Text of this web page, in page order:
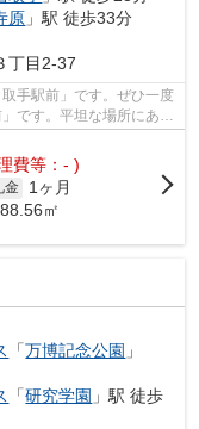
原 」駅 徒歩33分
丁目2-37
手駅前」です。ぜひ一度
です。平坦な場所にある
費等：- )
金
1ヶ月
㎡
「万博記念公園 」
「研究学園 」駅 徒歩